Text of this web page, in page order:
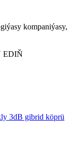
kompaniýasy,
EDIŇ
3dB gibrid köprü